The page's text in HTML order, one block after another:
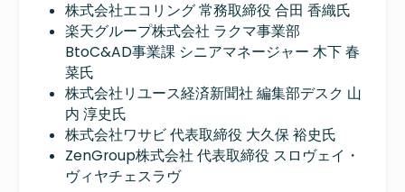
株式会社エコリング 常務取締役 合田 香織氏
楽天グループ株式会社 ラクマ事業部
BtoC&AD事業課 シニアマネージャー 木下 春
菜氏
株式会社リユース経済新聞社 編集部デスク 山
内 淳史氏
株式会社ワサビ 代表取締役 大久保 裕史氏
ZenGroup株式会社 代表取締役 スロヴェイ・
ヴィヤチェスラヴ